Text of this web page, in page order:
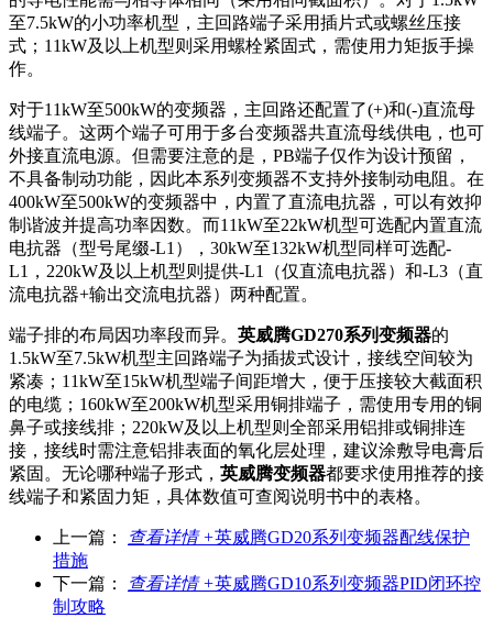
至7.5kW的小功率机型，主回路端子采用插片式或螺丝压接
式；11kW及以上机型则采用螺栓紧固式，需使用力矩扳手操
作。
对于11kW至500kW的变频器，主回路还配置了(+)和(-)直流母
线端子。这两个端子可用于多台变频器共直流母线供电，也可
外接直流电源。但需要注意的是，PB端子仅作为设计预留，
不具备制动功能，因此本系列变频器不支持外接制动电阻。在
400kW至500kW的变频器中，内置了直流电抗器，可以有效抑
制谐波并提高功率因数。而11kW至22kW机型可选配内置直流
电抗器（型号尾缀-L1），30kW至132kW机型同样可选配-
L1，220kW及以上机型则提供-L1（仅直流电抗器）和-L3（直
流电抗器+输出交流电抗器）两种配置。
端子排的布局因功率段而异。 英威腾GD270系列变频器的
1.5kW至7.5kW机型主回路端子为插拔式设计，接线空间较为
紧凑；11kW至15kW机型端子间距增大，便于压接较大截面积
的电缆；160kW至200kW机型采用铜排端子，需使用专用的铜
鼻子或接线排；220kW及以上机型则全部采用铝排或铜排连
接，接线时需注意铝排表面的氧化层处理，建议涂敷导电膏后
紧固。无论哪种端子形式， 英威腾变频器都要求使用推荐的接
线端子和紧固力矩，具体数值可查阅说明书中的表格。
上一篇： 查看详情 +英威腾GD20系列变频器配线保护
措施
下一篇：
查看详情 +英威腾GD10系列变频器PID闭环控
制攻略